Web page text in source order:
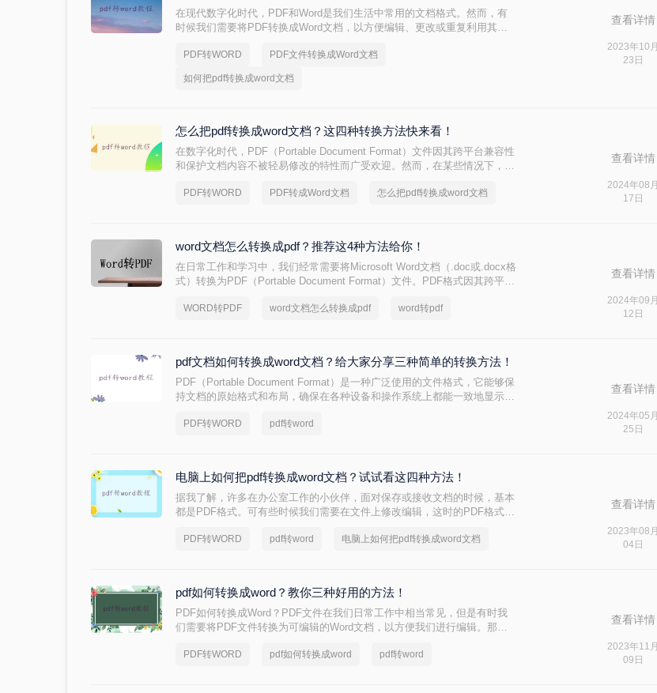
在现代数字化时代，PDF和Word是我们生活中常用的文档格式。然而，有
时候我们需要将PDF转换成Word文档，以方便编辑、更改或重复利用其中
PDF转WORD PDF文件转换成Word文档
如何把pdf转换成word文档
查看详情
2023年10月
23日
怎么把pdf转换成word文档？这四种转换方法快来看！
在数字化时代，PDF（Portable Document Format）文件因其跨平台兼容性
和保护文档内容不被轻易修改的特性而广受欢迎。然而，在某些情况下，我
修改或格式调整。那么怎么把pdf转换成word文档呢？本文将详细介绍几种
PDF转WORD PDF转成Word文档 怎么把pdf转换成word文档
查看详情
2024年08月
17日
word文档怎么转换成pdf？推荐这4种方法给你！
在日常工作和学习中，我们经常需要将Microsoft Word文档（.doc或.docx格
式）转换为PDF（Portable Document Format）文件。PDF格式因其跨平台
么转换成pdf呢？本文将详细介绍几种将Word文档转换成PDF的方法，帮助
WORD转PDF word文档怎么转换成pdf word转pdf
查看详情
2024年09月
12日
pdf文档如何转换成word文档？给大家分享三种简单的转换方法！
PDF（Portable Document Format）是一种广泛使用的文件格式，它能够保
持文档的原始格式和布局，确保在各种设备和操作系统上都能一致地显示。
方便地进行编辑、修改或格式调整。那么pdf文档如何转换成word文档呢？
PDF转WORD pdf转word
查看详情
2024年05月
25日
电脑上如何把pdf转换成word文档？试试看这四种方法！
据我了解，许多在办公室工作的小伙伴，面对保存或接收文档的时候，基本
都是PDF格式。可有些时候我们需要在文件上修改编辑，这时的PDF格式就
PDF转WORD pdf转word 电脑上如何把pdf转换成word文档
查看详情
2023年08月
04日
pdf如何转换成word？教你三种好用的方法！
PDF如何转换成Word？PDF文件在我们日常工作中相当常见，但是有时我
们需要将PDF文件转换为可编辑的Word文档，以方便我们进行编辑。那
PDF转WORD pdf如何转换成word pdf转word
查看详情
2023年11月
09日